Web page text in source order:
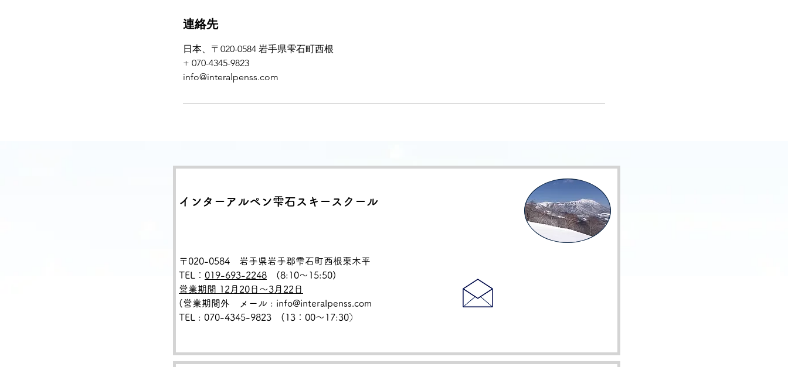
連絡先
日本、〒020-0584 岩手県雫石町西根
+ 070-4345-9823
info@interalpenss.com
インターアルペン雫石スキースクール
〒020-0584 岩手県岩手郡雫石町西根栗木平
TEL： 019-693-2248 (8:10〜15:50)
営業期間 12月20日～3月22日
(営業期間外 メール : info@interalpenss.com
TEL
: 070-4345-9823 (13：00〜17:30）